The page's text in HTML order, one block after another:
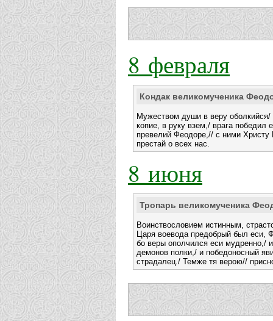
8 февраля
Кондак великомученика
Мужеством души в веру оболкийся/
копие, в руку взем,/ врага победил
превелий Феодоре,// с ними Христу
престай о всех нас.
8 июня
Тропарь великомученика
Воинствословием истинным,
Царя воевода предобрый был еси,
бо веры ополчился еси мудренно,/
демонов полки,/ и победоносный
страдалец./ Темже тя верою//